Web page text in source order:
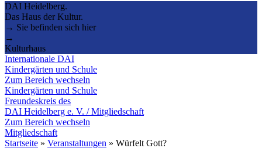
DAI Heidelberg.
Das Haus der Kultur.
→ Sie befinden sich hier
→
Kulturhaus
Internationale DAI
Kindergärten und Schule
Zum Bereich wechseln
Kindergärten und Schule
Freundeskreis des
DAI Heidelberg e. V. / Mitgliedschaft
Zum Bereich wechseln
Mitgliedschaft
Startseite » Veranstaltungen » Würfelt Gott?